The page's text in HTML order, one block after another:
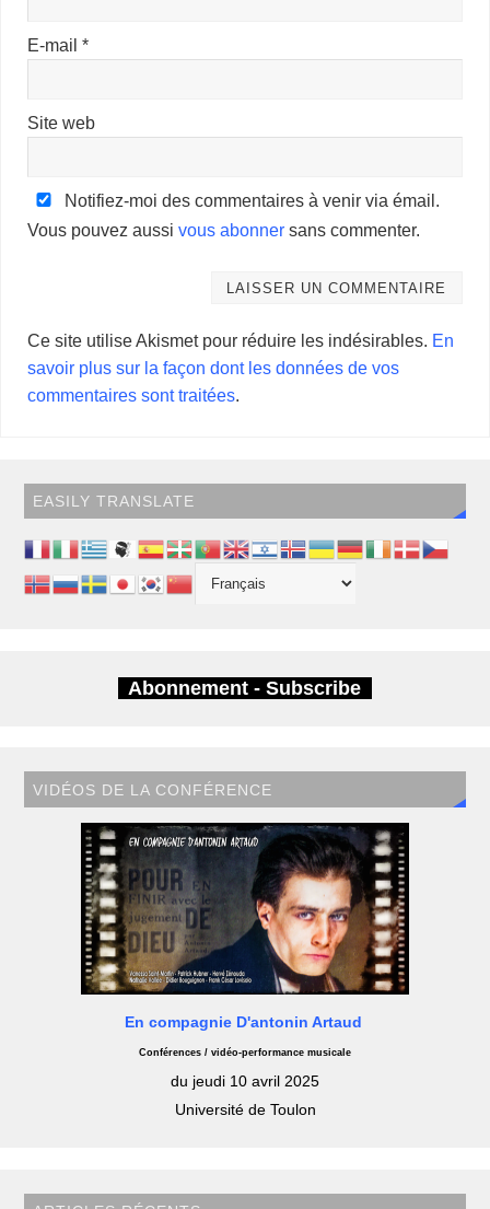
E-mail*
Site web
Notifiez-moi des commentaires à venir via émail.
Vous pouvez aussivous abonner sans commenter.
Ce site utilise Akismet pour réduire les indésirables. En
savoir plus sur la façon dont les données de vos
commentaires sont traitées.
EASILY TRANSLATE
Abonnement - Subscribe
VIDÉOS DE LA CONFÉRENCE
En compagnie D'antonin Artaud
Conférences / vidéo-performance musicale
du jeudi 10 avril 2025
Université de Toulon